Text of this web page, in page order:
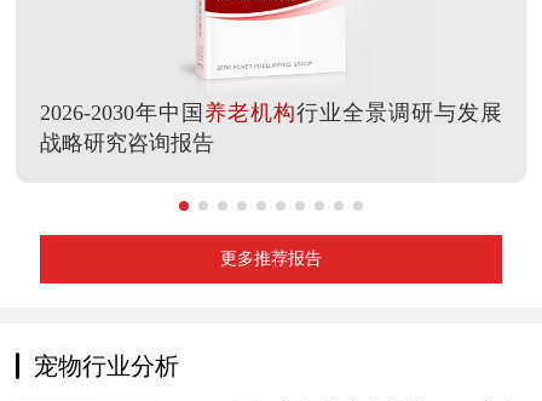
2026-2030年中国 养老机构行业全景调研与发展
战略研究咨询报告
更多推荐报告
宠物行业分析